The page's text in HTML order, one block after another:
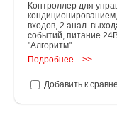
Контроллер для
входов, 2 анал.
событий, питание
"Алгоритм"
Подробнее... >>
Добавить к